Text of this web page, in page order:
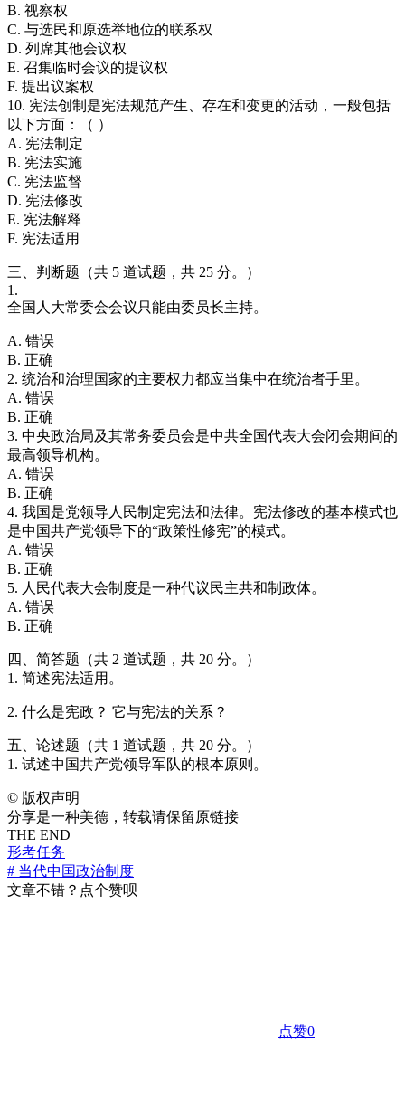
B. 视察权
C. 与选民和原选举地位的联系权
D. 列席其他会议权
E. 召集临时会议的提议权
F. 提出议案权
10. 宪法创制是宪法规范产生、存在和变更的活动，一般包括
以下方面：（ ）
A. 宪法制定
B. 宪法实施
C. 宪法监督
D. 宪法修改
E. 宪法解释
F. 宪法适用
三、判断题（共 5 道试题，共 25 分。）
1.
全国人大常委会会议只能由委员长主持。
A. 错误
B. 正确
2. 统治和治理国家的主要权力都应当集中在统治者手里。
A. 错误
B. 正确
3. 中央政治局及其常务委员会是中共全国代表大会闭会期间的
最高领导机构。
A. 错误
B. 正确
4. 我国是党领导人民制定宪法和法律。宪法修改的基本模式也
是中国共产党领导下的“政策性修宪”的模式。
A. 错误
B. 正确
5. 人民代表大会制度是一种代议民主共和制政体。
A. 错误
B. 正确
四、简答题（共 2 道试题，共 20 分。）
1. 简述宪法适用。
2. 什么是宪政？ 它与宪法的关系？
五、论述题（共 1 道试题，共 20 分。）
1. 试述中国共产党领导军队的根本原则。
© 版权声明
分享是一种美德，转载请保留原链接
THE END
形考任务
# 当代中国政治制度
文章不错？点个赞呗
点赞0